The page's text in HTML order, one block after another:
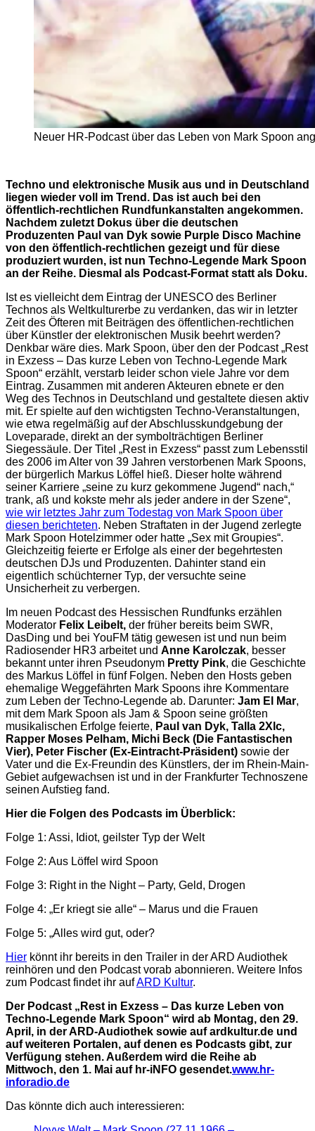
Neuer HR-Podcast über das Leben von Mark Spoon
Techno und elektronische Musik aus und in Deutschland
liegen wieder voll im Trend. Das ist auch bei den
öffentlich-rechtlichen Rundfunkanstalten angekommen.
Nachdem zuletzt Dokus über die deutschen
Produzenten Paul van Dyk sowie Purple Disco Machine
von den öffentlich-rechtlichen gezeigt und für diese
produziert wurden, ist nun Techno-Legende Mark Spoon
an der Reihe. Diesmal als Podcast-Format statt als Doku.
Ist es vielleicht dem Eintrag der UNESCO des Berliner
Technos als Weltkulturerbe zu verdanken, das wir in letzter
Zeit des Öfteren mit Beiträgen des öffentlichen-rechtlichen
über Künstler der elektronischen Musik beehrt werden?
Denkbar wäre dies. Mark Spoon, über den der Podcast „Rest
in Exzess – Das kurze Leben von Techno-Legende Mark
Spoon“ erzählt, verstarb leider schon viele Jahre vor dem
Eintrag. Zusammen mit anderen Akteuren ebnete er den
Weg des Technos in Deutschland und gestaltete diesen aktiv
mit. Er spielte auf den wichtigsten Techno-Veranstaltungen,
wie etwa regelmäßig auf der Abschlusskundgebung der
Loveparade, direkt an der symbolträchtigen Berliner
Siegessäule. Der Titel „Rest in Exzess“ passt zum Lebensstil
des 2006 im Alter von 39 Jahren verstorbenen Mark Spoons,
der bürgerlich Markus Löffel hieß. Dieser holte während
seiner Karriere „seine zu kurz gekommene Jugend“ nach,“
trank, aß und kokste mehr als jeder andere in der Szene“,
wie wir letztes Jahr zum Todestag von Mark Spoon über
diesen berichteten. Neben Straftaten in der Jugend zerlegte
Mark Spoon Hotelzimmer oder hatte „Sex mit Groupies“.
Gleichzeitig feierte er Erfolge als einer der begehrtesten
deutschen DJs und Produzenten. Dahinter stand ein
eigentlich schüchterner Typ, der versuchte seine
Unsicherheit zu verbergen.
Im neuen Podcast des Hessischen Rundfunks erzählen
Moderator Felix Leibelt, der früher bereits beim SWR,
DasDing und bei YouFM tätig gewesen ist und nun beim
Radiosender HR3 arbeitet und Anne Karolczak, besser
bekannt unter ihren Pseudonym Pretty Pink, die Geschichte
des Markus Löffel in fünf Folgen. Neben den Hosts geben
ehemalige Weggefährten Mark Spoons ihre Kommentare
zum Leben der Techno-Legende ab. Darunter: Jam El Mar,
mit dem Mark Spoon als Jam & Spoon seine größten
musikalischen Erfolge feierte, Paul van Dyk, Talla 2Xlc,
Rapper Moses Pelham, Michi Beck (Die Fantastischen
Vier), Peter Fischer (Ex-Eintracht-Präsident) sowie der
Vater und die Ex-Freundin des Künstlers, der im Rhein-Main-
Gebiet aufgewachsen ist und in der Frankfurter Technoszene
seinen Aufstieg fand.
Hier die Folgen des Podcasts im Überblick:
Folge 1: Assi, Idiot, geilster Typ der Welt
Folge 2: Aus Löffel wird Spoon
Folge 3: Right in the Night – Party, Geld, Drogen
Folge 4: „Er kriegt sie alle“ – Marus und die Frauen
Folge 5: „Alles wird gut, oder?
Hier könnt ihr bereits in den Trailer in der ARD Audiothek
reinhören und den Podcast vorab abonnieren. Weitere Infos
zum Podcast findet ihr aufARD Kultur.
Der Podcast „Rest in Exzess – Das kurze Leben von
Techno-Legende Mark Spoon“ wird ab Montag, den 29.
April, in der ARD-Audiothek sowie auf ardkultur.de und
auf weiteren Portalen, auf denen es Podcasts gibt, zur
Verfügung stehen. Außerdem wird die Reihe ab
Mittwoch, den 1. Mai auf hr-iNFO gesendet.www.hr-
inforadio.de
Das könnte dich auch interessieren: